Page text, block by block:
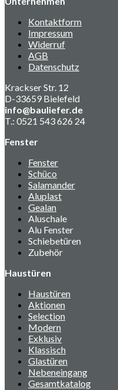
Kontaktform
Impressum
Widerruf
AGB
Datenschutz
Krackser Str. 12
D-33659 Bielefeld
info@bauliefer.de
T.: 0521 543 626 24
Fenster
Fenster
Schüco
Salamander
Aluplast
Gealan
Aluschale
Alu Fenster
Schiebetüren
Zubehör
Haustüren
Haustüren
Aktionen
Selection
Modern
Exklusiv
Klassisch
Glastüren
Nebeneingang
Gesamtkatalog